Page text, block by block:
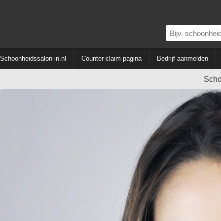
Schoonheidssalon-in.nl Counter-claim pagina Bedrijf aanmelden